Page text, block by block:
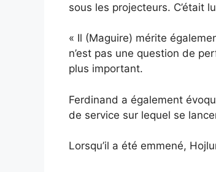
sous les projecteurs. C’était
« Il (Maguire) mérite
n’est pas une question de
plus important.
Ferdinand a également
de service sur lequel se
Lorsqu’il a été emmené,